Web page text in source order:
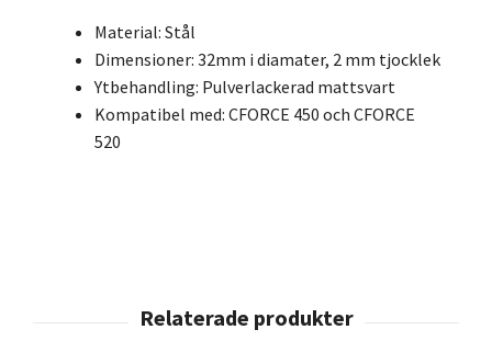
Material: Stål
Dimensioner: 32mm i diamater, 2 mm tjocklek
Ytbehandling: Pulverlackerad mattsvart
Kompatibel med: CFORCE 450 och CFORCE
520